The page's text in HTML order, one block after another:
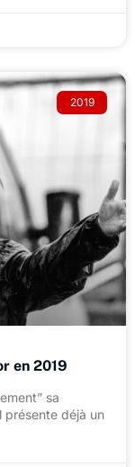
2019
en 2019
sa
présente déjà un